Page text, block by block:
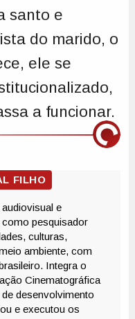
santo e
do marido, o
ele se
a funcionar.